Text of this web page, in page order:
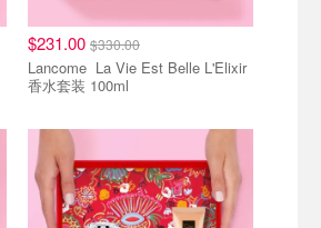
$231.00 $330.00
Lancome La Vie Est Belle L'Elixir
香水套装 100ml
清仓区